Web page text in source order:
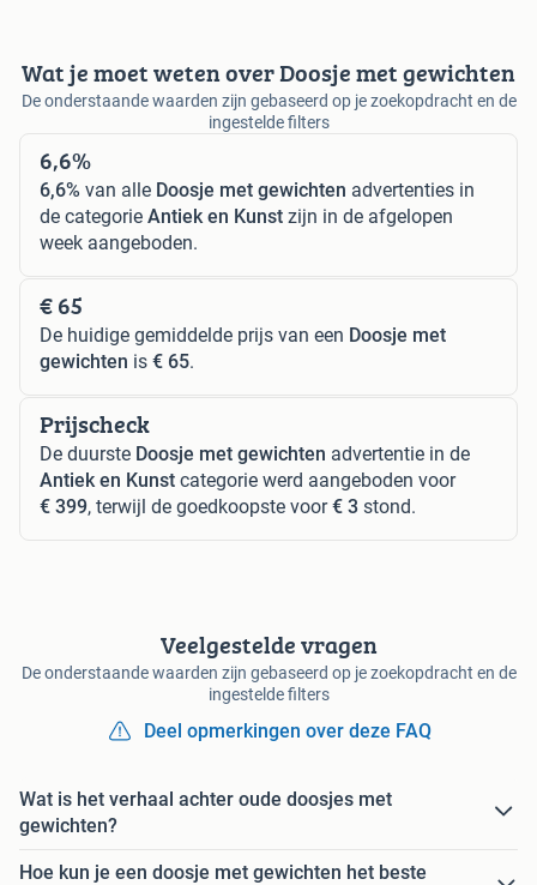
Wat je moet weten over Doosje met gewichten
De onderstaande waarden zijn gebaseerd op je zoekopdracht en de
ingestelde filters
6,6%
6,6% van alle Doosje met gewichten advertenties in
de categorie Antiek en Kunst zijn in de afgelopen
week aangeboden.
€ 65
De huidige gemiddelde prijs van een Doosje met
gewichten is € 65.
Prijscheck
De duurste Doosje met gewichten advertentie in de
Antiek en Kunst categorie werd aangeboden voor
€ 399, terwijl de goedkoopste voor€ 3 stond.
Veelgestelde vragen
De onderstaande waarden zijn gebaseerd op je zoekopdracht en de
ingestelde filters
Deel opmerkingen over deze FAQ
Wat is het verhaal achter oude doosjes met
gewichten?
Hoe kun je een doosje met gewichten het beste